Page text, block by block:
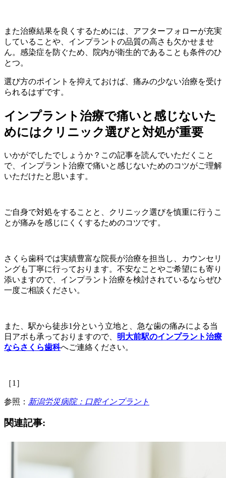
また治療結果を良くするためには、アフターフォローが充実
していることや、インプラントの品質の高さも欠かせませ
ん。感染症を防ぐため、院内が衛生的であることも条件のひ
とつ。
選び方のポイントを抑えておけば、痛みの少ない治療を受け
られるはずです。
インプラント治療で痛いと感じないた
めにはクリニック選びと対処が重要
いかがでしたでしょうか？この記事を読んでいただくこと
で、インプラント治療で痛いと感じないためのコツがご理解
いただけたと思います。
ご自身で対処をすることと、クリニック選びを慎重に行うこ
とが痛みを感じにくくするためのコツです。
さくら歯科では実績豊富な院長が治療を担当し、カウンセリ
ングも丁寧に行っております。不安なことやご希望にも寄り
添いますので、インプラント治療を検討されているならぜひ
一度ご相談ください。
また、駅から徒歩1分という立地と、急な歯の痛みによる当
日アポも承っておりますので、 明大前駅のインプラント治療
ならさくら歯科へご連絡ください。
［1］
参照： 新潟労災病院：口腔インプラント
関連記事: